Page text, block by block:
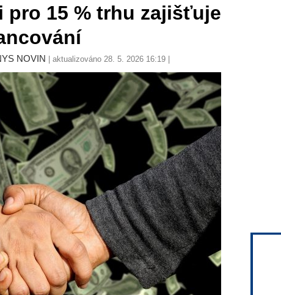
pro 15 % trhu zajišťuje
NOVIN | aktualizováno 28. 5. 2026 16:19 |